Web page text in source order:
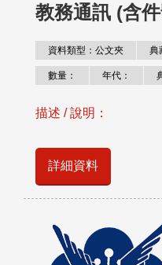
教務通訊 (含
資料類型：公文夾 典
數量： 年代：
描述 / 說明：
詳細資料